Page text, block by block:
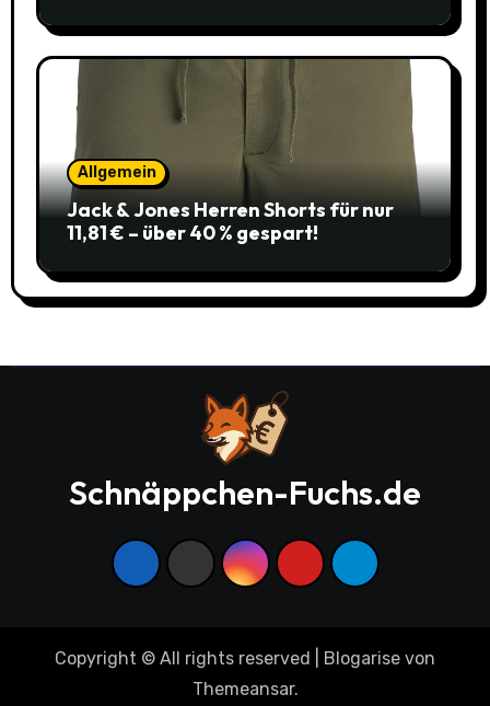
Allgemein
Jack & Jones Herren Shorts für nur
11,81 € – über 40 % gespart!
Schnäppchen-Fuchs.de
Copyright © All rights reserved Blogarise von
Themeansar.